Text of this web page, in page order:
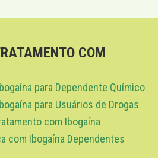
COM
para Dependente Químico
para Usuários de Drogas
com Ibogaína
com Ibogaína Dependentes